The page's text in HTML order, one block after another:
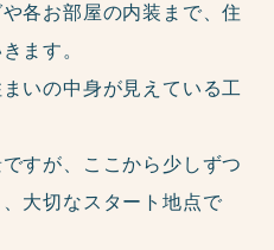
各お部屋の内装まで、住
ます。
いの中身が見えている工
すが、ここから少しずつ
大切なスタート地点で